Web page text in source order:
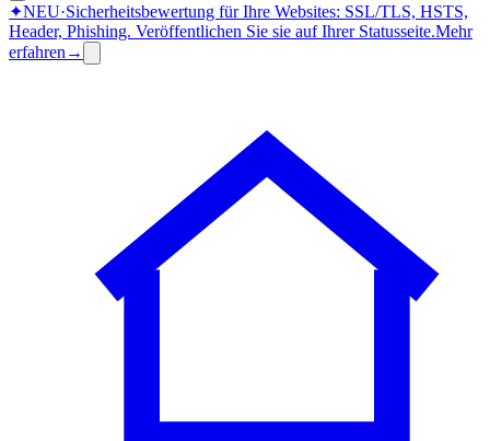
✦NEU·Sicherheitsbewertung für Ihre Websites: SSL/TLS, HSTS,
Header, Phishing. Veröffentlichen Sie sie auf Ihrer Statusseite.Mehr
erfahren →